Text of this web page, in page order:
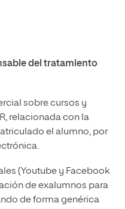
del tratamiento
sobre cursos y
relacionada con la
el alumno, por
(Youtube y Facebook
de exalumnos para
de forma genérica